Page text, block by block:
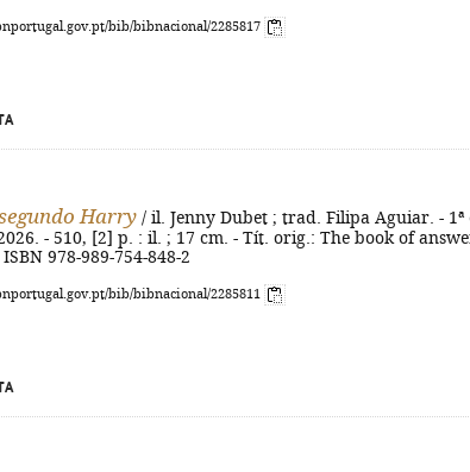
bib/bibnacional/2285817
Harry / il. Jenny Dubet ; trad. Filipa Aguiar. - 1ª
- 510, [2] p. : il. ; 17 cm. - Tít. orig.: The book of
978-989-754-848-2
bib/bibnacional/2285811